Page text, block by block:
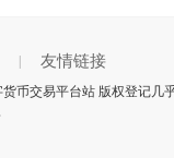
友情链接
币交易平台站 版权登记几